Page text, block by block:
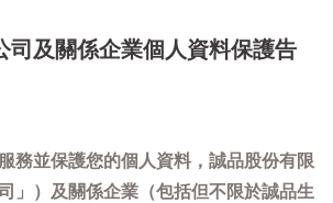
司及關係企業個人資料保護告
務並保護您的個人資料，誠品股份有限
」）及關係企業（包括但不限於誠品生